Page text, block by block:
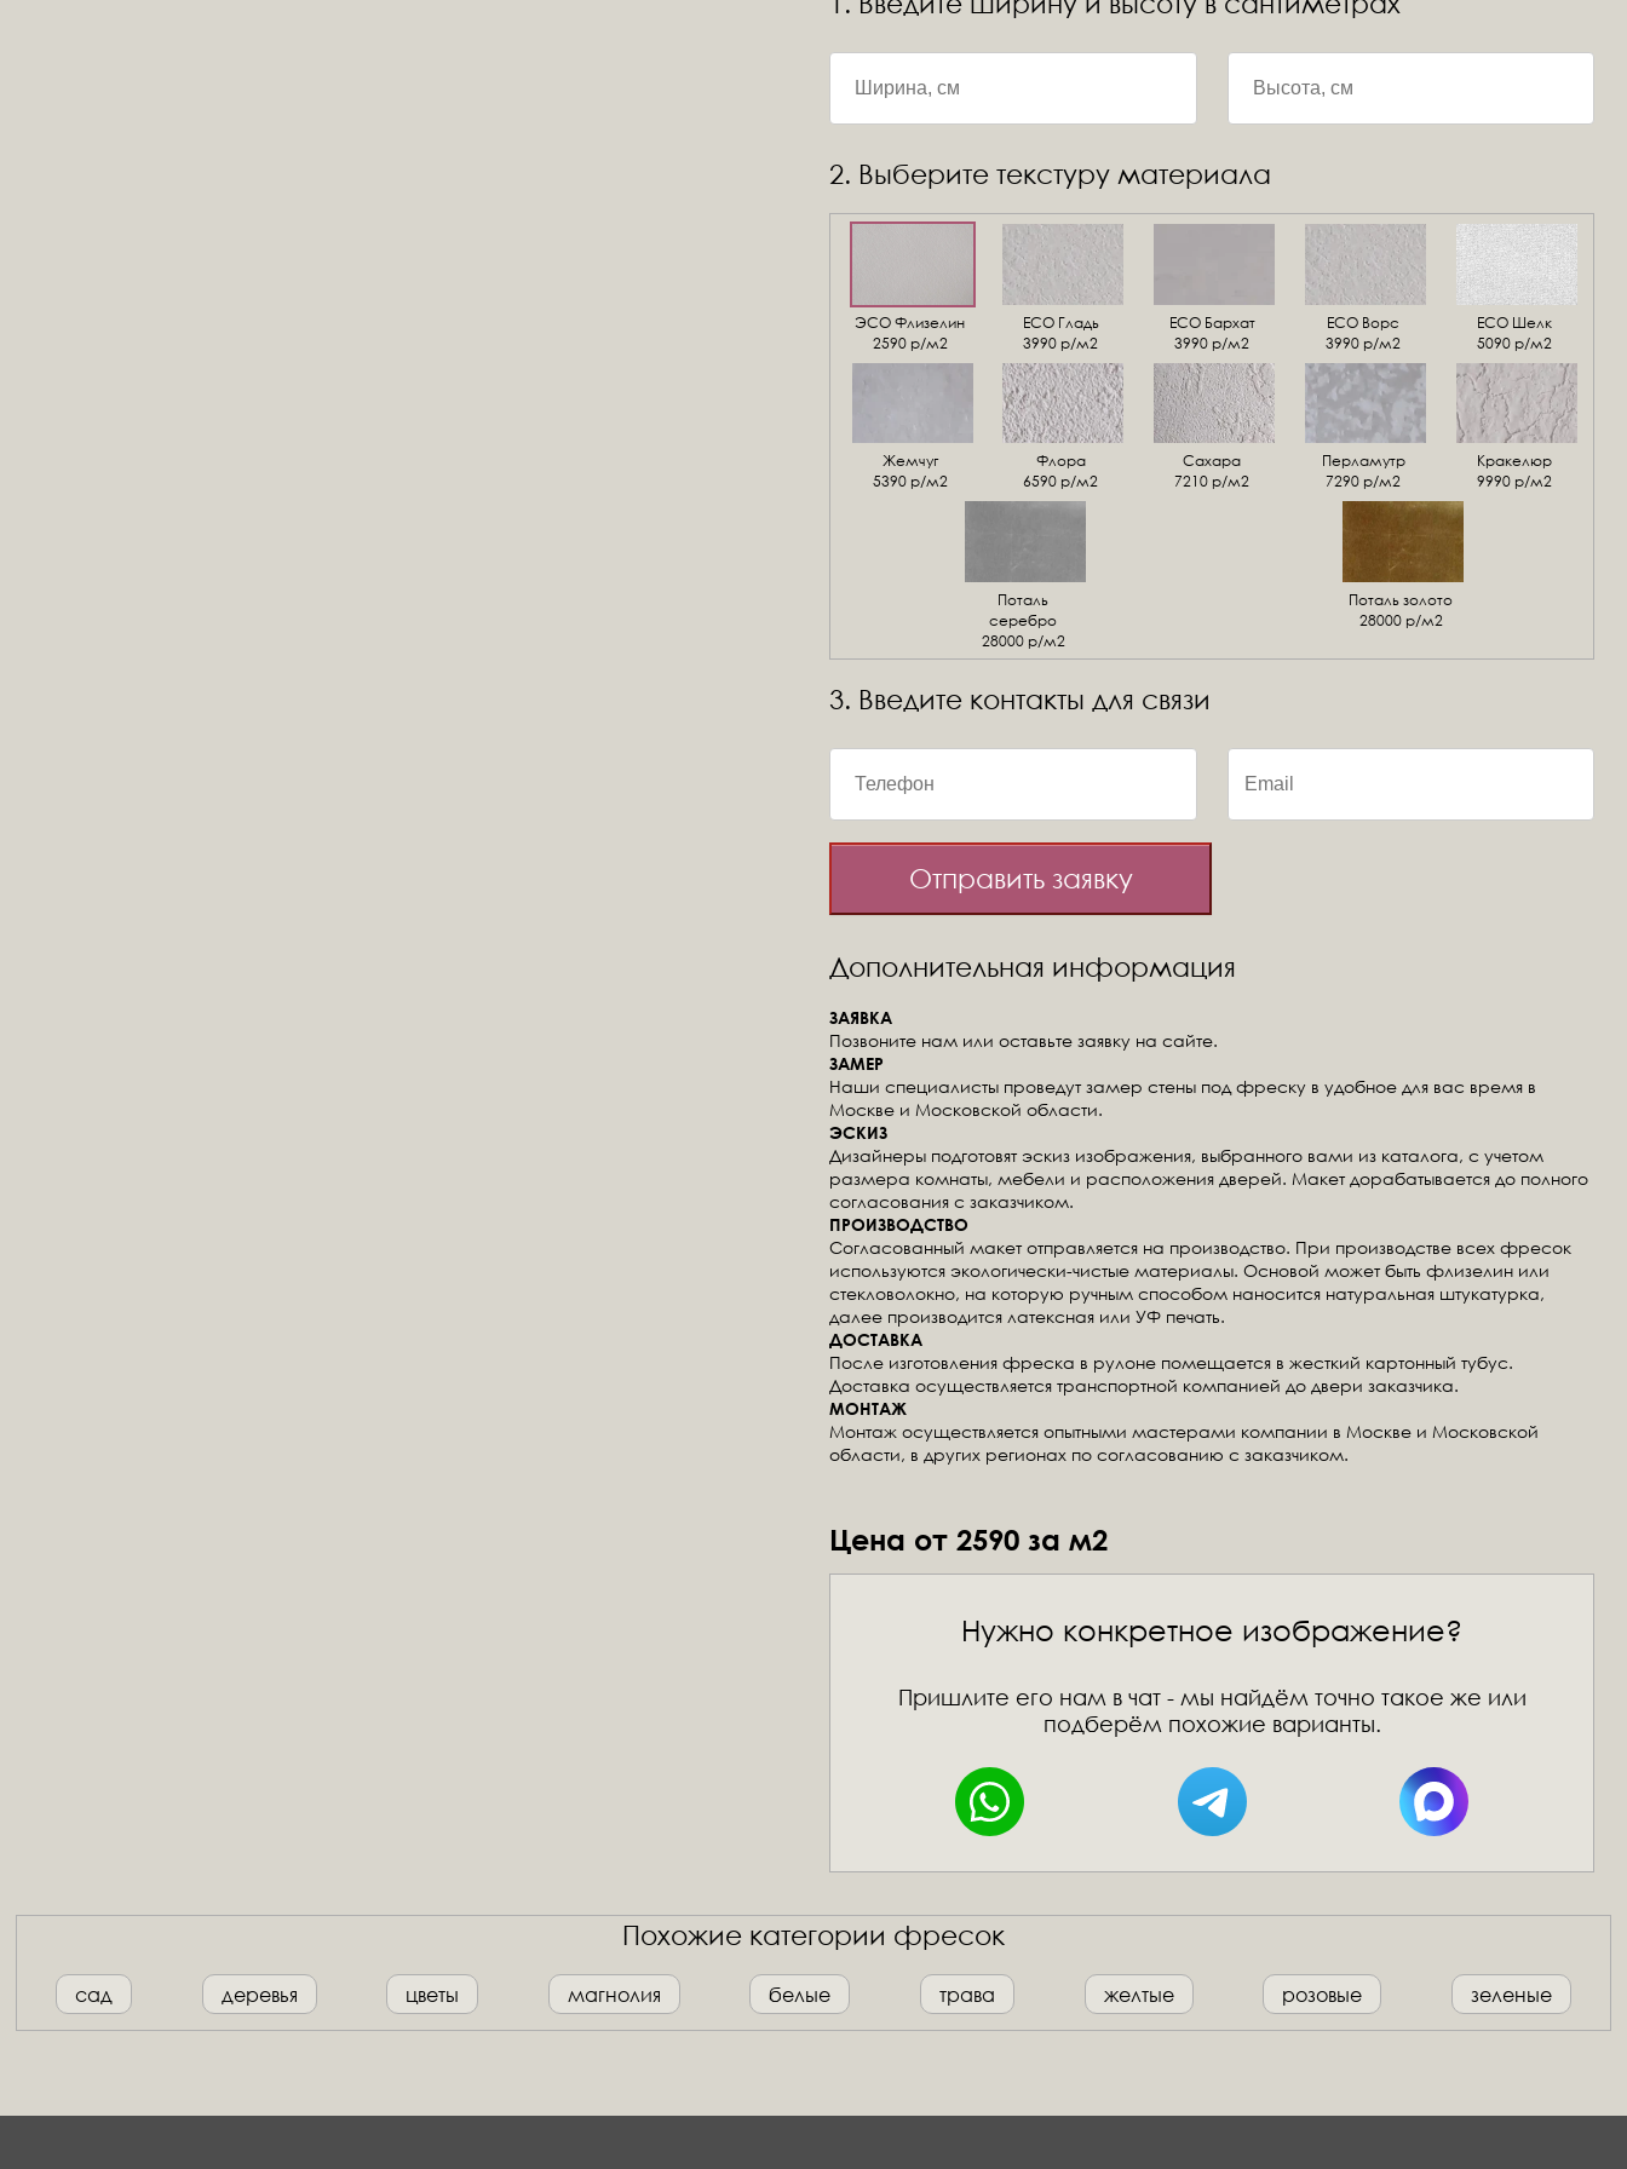
2. Выберите текстуру материала
ЭСО Флизелин
2590 р/м2
ЕСО Гладь
3990 р/м2
ECO Бархат
3990 р/м2
ЕСО Ворс
3990 р/м2
ЕСО Шелк
5090 р/м2
Жемчуг
5390 р/м2
Флора
6590 р/м2
Сахара
7210 р/м2
Перламутр
7290 р/м2
Кракелюр
9990 р/м2
Поталь
серебро
28000 р/м2
Поталь золото
28000 р/м2
3. Введите контакты для связи
Отправить заявку
Дополнительная информация
ЗАЯВКА
Позвоните нам или оставьте заявку на сайте.
ЗАМЕР
Наши специалисты проведут замер стены под фреску в удобное для вас время в
Москве и Московской области.
ЭСКИЗ
Дизайнеры подготовят эскиз изображения, выбранного вами из каталога, с учетом
размера комнаты, мебели и расположения дверей. Макет дорабатывается до полного
согласования с заказчиком.
ПРОИЗВОДСТВО
Согласованный макет отправляется на производство. При производстве всех фресок
используются экологически-чистые материалы. Основой может быть флизелин или
стекловолокно, на которую ручным способом наносится натуральная штукатурка,
далее производится латексная или УФ печать.
ДОСТАВКА
После изготовления фреска в рулоне помещается в жесткий картонный тубус.
Доставка осуществляется транспортной компанией до двери заказчика.
МОНТАЖ
Монтаж осуществляется опытными мастерами компании в Москве и Московской
области, в других регионах по согласованию с заказчиком.
Цена от 2590 за м2
Нужно конкретное изображение?
Пришлите его нам в чат - мы найдём точно такое же или
подберём похожие варианты.
Похожие категории фресок
сад деревья цветы магнолия белые трава желтые розовые зеленые